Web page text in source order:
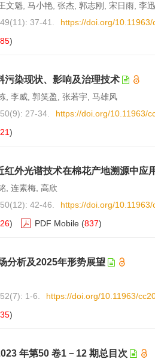
文魁, 马小艳, 张杰, 郭志刚, 宋日雨, 李
37-41.
https://doi.org/
)
污染现状、影响及治理技术
, 李威, 郭笑盈, 张若宇, 马雄风
27-34.
https://doi.org/10.11963/
)
红外光谱技术在棉花产地溯源中应
, 连素梅, 高欣
42-46.
https://doi.org/10.11963/
) PDF Mobile (837)
分析及2025年形势展望
1-6.
https://doi.org/10.11963/
)
年第50 卷1－12 期总目次